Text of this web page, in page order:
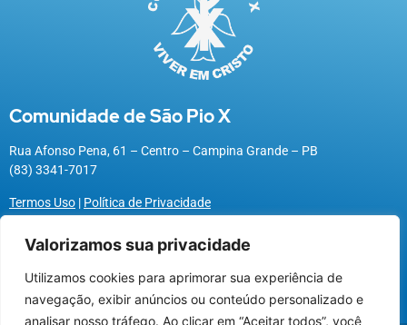
Utilizamos cookies para oferecer melhor
experiência, melhorar o desempenho, analisar
Valorizamos sua privacidade
Utilizamos cookies para aprimorar sua experiência de
navegação, exibir anúncios ou conteúdo personalizado e
analisar nosso tráfego. Ao clicar em “Aceitar todos”, você
Comunidade de São Pio X
Rua Afonso Pena, 61 – Centro – Campina Grande – PB
(83) 3341-7017
Termos Uso | Política de Privacidade